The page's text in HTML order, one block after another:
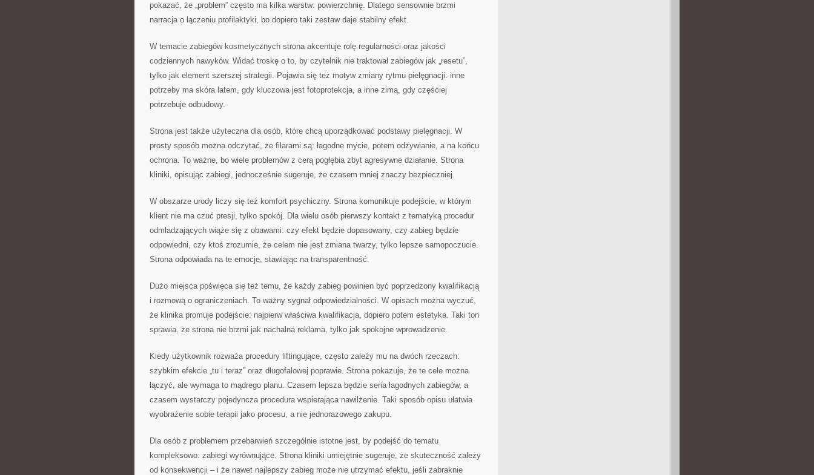
pokazać, że „problem” często ma kilka warstw: powierzchnię. Dlatego sensownie brzmi
narracja o łączeniu profilaktyki, bo dopiero taki zestaw daje stabilny efekt.
W temacie zabiegów kosmetycznych strona akcentuje rolę regularności oraz jakości
codziennych nawyków. Widać troskę o to, by czytelnik nie traktował zabiegów jak „resetu”,
tylko jak element szerszej strategii. Pojawia się też motyw zmiany rytmu pielęgnacji: inne
potrzeby ma skóra latem, gdy kluczowa jest fotoprotekcja, a inne zimą, gdy częściej
potrzebuje odbudowy.
Strona jest także użyteczna dla osób, które chcą uporządkować podstawy pielęgnacji. W
prosty sposób można odczytać, że filarami są: łagodne mycie, potem odżywianie, a na końcu
ochrona. To ważne, bo wiele problemów z cerą pogłębia zbyt agresywne działanie. Strona
kliniki, opisując zabiegi, jednocześnie sugeruje, że czasem mniej znaczy bezpieczniej.
W obszarze urody liczy się też komfort psychiczny. Strona komunikuje podejście, w którym
klient nie ma czuć presji, tylko spokój. Dla wielu osób pierwszy kontakt z tematyką procedur
odmładzających wiąże się z obawami: czy efekt będzie dopasowany, czy zabieg będzie
odpowiedni, czy ktoś zrozumie, że celem nie jest zmiana twarzy, tylko lepsze samopoczucie.
Strona odpowiada na te emocje, stawiając na transparentność.
Dużo miejsca poświęca się też temu, że każdy zabieg powinien być poprzedzony kwalifikacją
i rozmową o ograniczeniach. To ważny sygnał odpowiedzialności. W opisach można wyczuć,
że klinika promuje podejście: najpierw właściwa kwalifikacja, dopiero potem estetyka. Taki ton
sprawia, że strona nie brzmi jak nachalna reklama, tylko jak spokojne wprowadzenie.
Kiedy użytkownik rozważa procedury liftingujące, często zależy mu na dwóch rzeczach:
szybkim efekcie „tu i teraz” oraz długofalowej poprawie. Strona pokazuje, że te cele można
łączyć, ale wymaga to mądrego planu. Czasem lepsza będzie seria łagodnych zabiegów, a
czasem wystarczy pojedyncza procedura wspierająca nawilżenie. Taki sposób opisu ułatwia
wyobrażenie sobie terapii jako procesu, a nie jednorazowego zakupu.
Dla osób z problemem przebarwień szczególnie istotne jest, by podejść do tematu
kompleksowo: zabiegi wyrównujące. Strona kliniki umiejętnie sugeruje, że skuteczność zależy
od konsekwencji – i że nawet najlepszy zabieg może nie utrzymać efektu, jeśli zabraknie